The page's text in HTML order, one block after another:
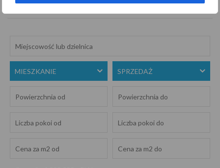
Szukaj
MIESZKANIE SPRZEDAŻ